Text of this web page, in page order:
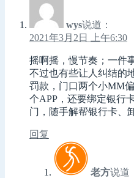
wys说道：
2021年3月2日 上午6:30
摇啊摇，慢节奏；一件
不过也有些让人纠结的
罚款，门口两个小MM
个APP，还要绑定银行
门，随手解帮银行卡、
回复
老方说道